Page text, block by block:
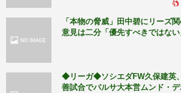
「本物の脅威」田中碧にリーズ
意見は二分「優先すべきではない
◆リーガ◆ソシエダFW久保建英
善試合でバルサ大本営ムンド・